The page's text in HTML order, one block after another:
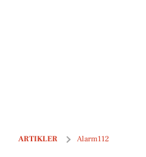
ARTIKLER Alarm112
Hovedstadens Beredskab: Der